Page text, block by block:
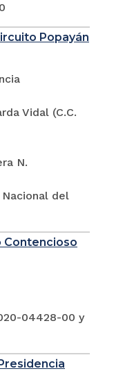
Popayán
Vidal (C.C.
N.
del
Contencioso
04428-00 y